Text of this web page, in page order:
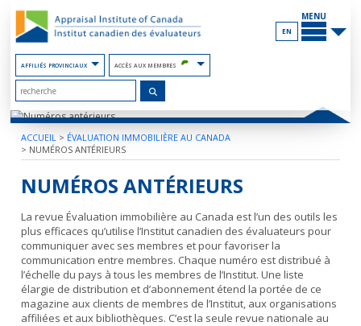
AFFILIÉS PROVINCIAUX ACCÈS AUX MEMBRES
MENU
EN
ACCUEIL > ÉVALUATION IMMOBILIÈRE AU CANADA
> NUMÉROS ANTÉRIEURS
NUMÉROS ANTÉRIEURS
La revue Évaluation immobilière au Canada est l’un des outils les
plus efficaces qu’utilise l’Institut canadien des évaluateurs pour
communiquer avec ses membres et pour favoriser la
communication entre membres. Chaque numéro est distribué à
l’échelle du pays à tous les membres de l’Institut. Une liste
élargie de distribution et d’abonnement étend la portée de ce
magazine aux clients de membres de l’Institut, aux organisations
affiliées et aux bibliothèques. C’est la seule revue nationale au